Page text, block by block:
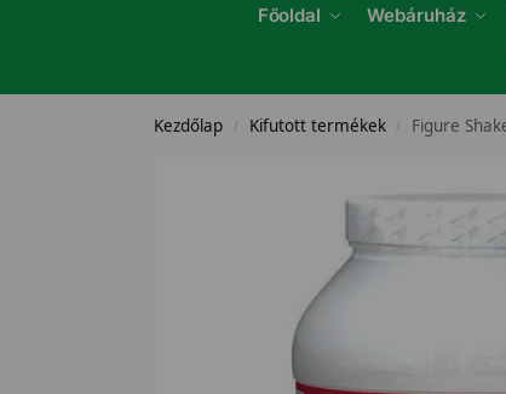
Főoldal Webáruház
Kezdőlap / Kifutott termékek / Figure